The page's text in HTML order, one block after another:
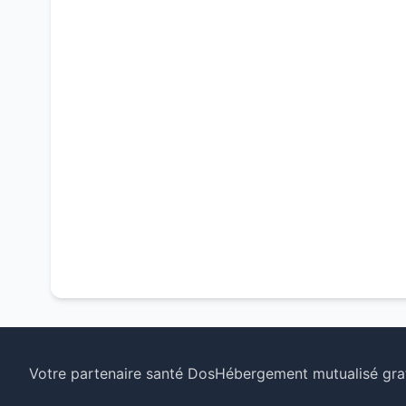
Votre partenaire santé DosHébergement mutualisé